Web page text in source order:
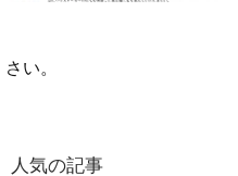
さい。
人気の記事